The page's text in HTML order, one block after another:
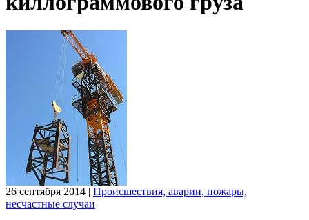
26 сентября 2014 | Происшествия, аварии, пожары,
несчастные случаи